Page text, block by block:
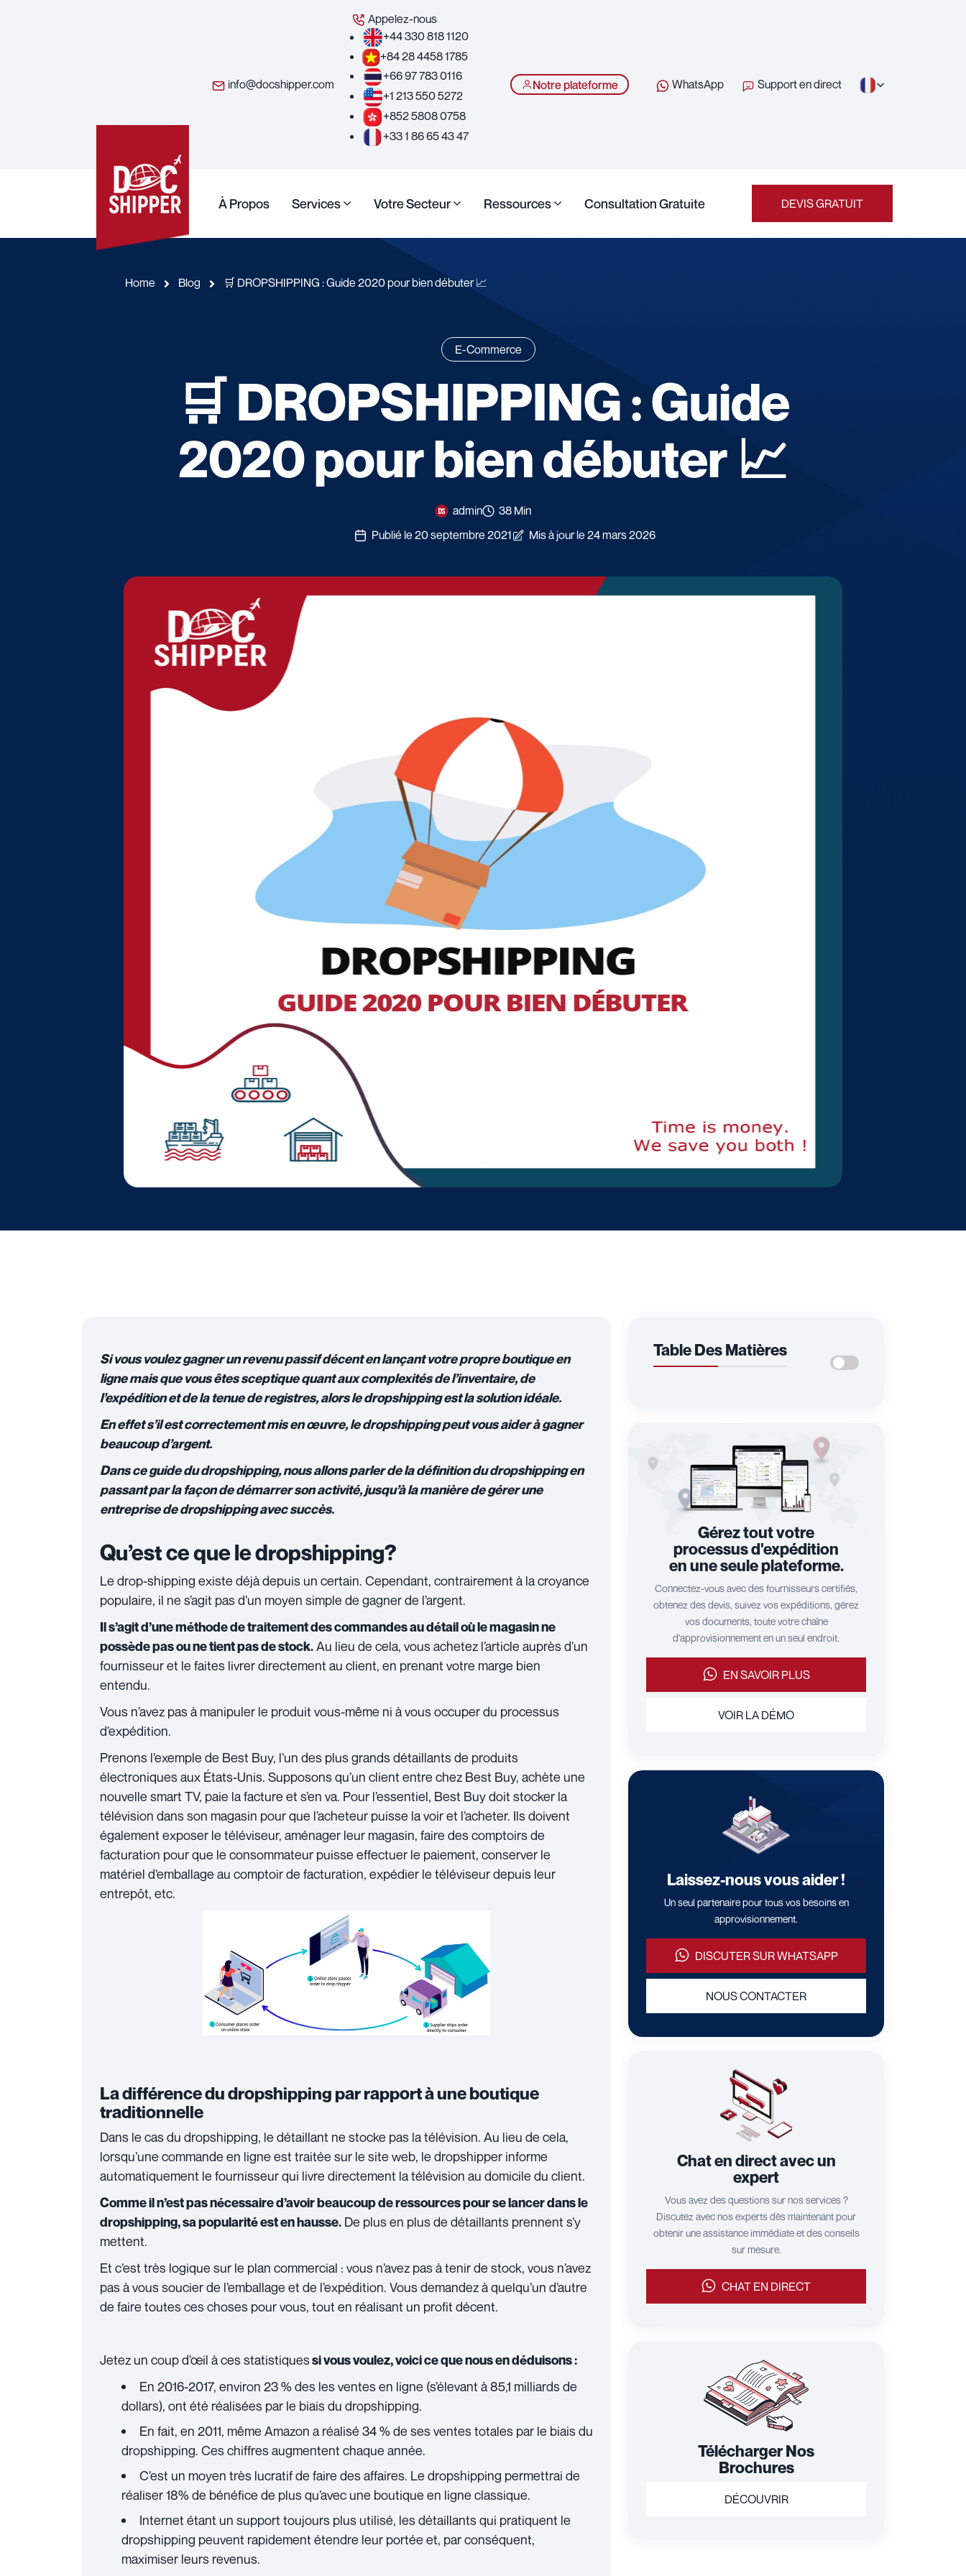
info@docshipper.com
Appelez-nous
+44 330 818 1120
+84 28 4458 1785
+66 97 783 0116
+1 213 550 5272
+852 5808 0758
+33 1 86 65 43 47
Notre plateforme WhatsApp Support en direct
À Propos Services Votre Secteur Ressources Consultation Gratuite DEVIS GRATUIT
Home Blog 🛒 DROPSHIPPING : Guide 2020 pour bien débuter 📈
E-Commerce
🛒 DROPSHIPPING : Guide
2020 pour bien débuter 📈
admin
38 Min
Publié le 20 septembre 2021
Mis à jour le 24 mars 2026
Si vous voulez gagner un revenu passif décent en lançant votre propre boutique en
ligne mais que vous êtes sceptique quant aux complexités de l’inventaire, de
l’expédition et de la tenue de registres, alors le dropshipping est la solution idéale.
En effet s’il est correctement mis en œuvre, le dropshipping peut vous aider à gagner
beaucoup d’argent.
Dans ce guide du dropshipping, nous allons parler de la définition du dropshipping en
passant par la façon de démarrer son activité, jusqu’à la manière de gérer une
entreprise de dropshipping avec succès.
Qu’est ce que le dropshipping?
Le drop-shipping existe déjà depuis un certain. Cependant, contrairement à la croyance
populaire, il ne s’agit pas d’un moyen simple de gagner de l’argent.
Il s’agit d’une méthode de traitement des commandes au détail où le magasin ne
possède pas ou ne tient pas de stock.Au lieu de cela, vous achetez l’article auprès d’un
fournisseur et le faites livrer directement au client, en prenant votre marge bien
entendu.
Vous n’avez pas à manipuler le produit vous-même ni à vous occuper du processus
d’expédition.
Prenons l’exemple de Best Buy, l’un des plus grands détaillants de produits
électroniques aux États-Unis. Supposons qu’un client entre chez Best Buy, achète une
nouvelle smart TV, paie la facture et s’en va. Pour l’essentiel, Best Buy doit stocker la
télévision dans son magasin pour que l’acheteur puisse la voir et l’acheter. Ils doivent
également exposer le téléviseur, aménager leur magasin, faire des comptoirs de
facturation pour que le consommateur puisse effectuer le paiement, conserver le
matériel d’emballage au comptoir de facturation, expédier le téléviseur depuis leur
entrepôt, etc.
La différence du dropshipping par rapport à une boutique
traditionnelle
Dans le cas du dropshipping, le détaillant ne stocke pas la télévision. Au lieu de cela,
lorsqu’une commande en ligne est traitée sur le site web, le dropshipper informe
automatiquement le fournisseur qui livre directement la télévision au domicile du client.
Comme il n’est pas nécessaire d’avoir beaucoup de ressources pour se lancer dans le
dropshipping, sa popularité est en hausse. De plus en plus de détaillants prennent s’y
mettent.
Et c’est très logique sur le plan commercial : vous n’avez pas à tenir de stock, vous n’avez
pas à vous soucier de l’emballage et de l’expédition. Vous demandez à quelqu’un d’autre
de faire toutes ces choses pour vous, tout en réalisant un profit décent.
Jetez un coup d’œil à ces statistiquessi vous voulez, voici ce que nous en déduisons :
En 2016-2017, environ 23 % des les ventes en ligne (s’élevant à 85,1 milliards de
dollars), ont été réalisées par le biais du dropshipping.
En fait, en 2011, même Amazon a réalisé 34 % de ses ventes totales par le biais du
dropshipping. Ces chiffres augmentent chaque année.
C’est un moyen très lucratif de faire des affaires. Le dropshipping permettrai de
réaliser 18% de bénéfice de plus qu’avec une boutique en ligne classique.
Internet étant un support toujours plus utilisé, les détaillants qui pratiquent le
dropshipping peuvent rapidement étendre leur portée et, par conséquent,
maximiser leurs revenus.
Table Des Matières
Gérez tout votre
processus d'expédition
en une seule plateforme.
Connectez-vous avec des fournisseurs certifiés,
obtenez des devis, suivez vos expéditions, gérez
vos documents, toute votre chaîne
d'approvisionnement en un seul endroit.
EN SAVOIR PLUS
VOIR LA DÉMO
Laissez-nous vous aider !
Un seul partenaire pour tous vos besoins en
approvisionnement.
DISCUTER SUR WHATSAPP
NOUS CONTACTER
Chat en direct avec un
expert
Vous avez des questions sur nos services ?
Discutez avec nos experts dès maintenant pour
obtenir une assistance immédiate et des conseils
sur mesure.
CHAT EN DIRECT
Télécharger Nos
Brochures
DÉCOUVRIR